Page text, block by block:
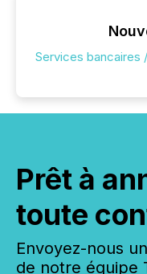
Services bancaires
Prêt à
toute
Envoyez-nous
de notre équipe